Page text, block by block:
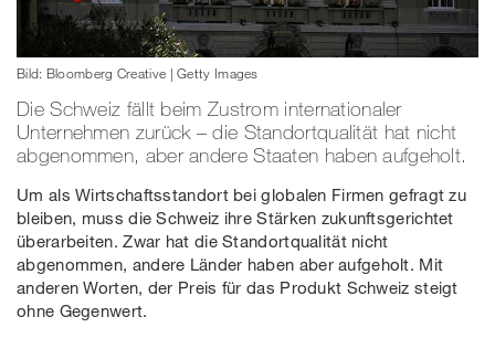
Bild: Bloomberg Creative | Getty Images
Die Schweiz fällt beim Zustrom internationaler
Unternehmen zurück – die Standortqualität hat nicht
abgenommen, aber andere Staaten haben aufgeholt.
Um als Wirtschaftsstandort bei globalen Firmen gefragt zu
bleiben, muss die Schweiz ihre Stärken zukunftsgerichtet
überarbeiten. Zwar hat die Standortqualität nicht
abgenommen, andere Länder haben aber aufgeholt. Mit
anderen Worten, der Preis für das Produkt Schweiz steigt
ohne Gegenwert.